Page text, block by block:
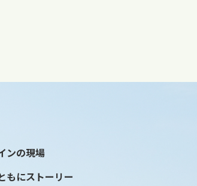
ンの現場
もにストーリー